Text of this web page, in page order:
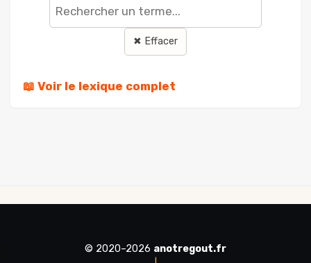
terme
✖ Effacer
📖 Voir le lexique complet
© 2020–2026 anotregout.fr